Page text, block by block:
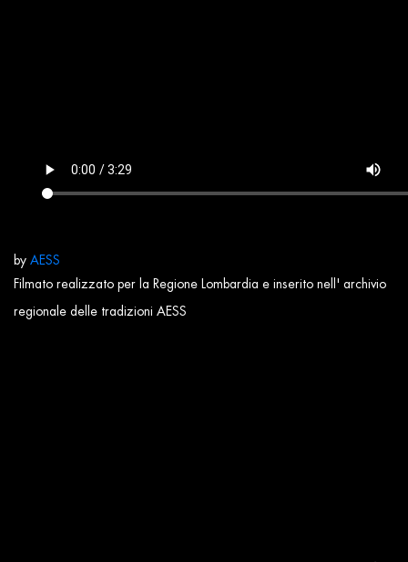
by AESS
Filmato realizzato per la Regione Lombardia e inserito nell' archivio
regionale delle tradizioni AESS